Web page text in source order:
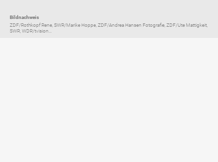
Bildnachweis
ZDF/Rothkopf Rene, SWR/Marike Hoppe, ZDF/Andrea Hansen Fotografie, ZDF/Ute Mattigkeit,
SWR, WDR/tvision...